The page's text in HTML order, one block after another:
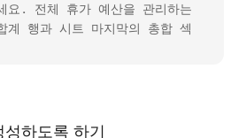
요. 전체 휴가 예산을 관리하는
계 행과 시트 마지막의 총합 섹
하도록 하기